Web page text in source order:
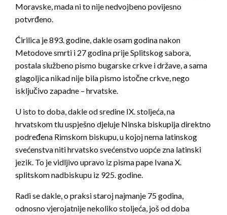
Moravske, mada ni to nije nedvojbeno povijesno
potvrđeno.
Ćirilica je 893. godine, dakle osam godina nakon
Metodove smrti i 27 godina prije Splitskog sabora,
postala službeno pismo bugarske crkve i države, a sama
glagoljica nikad nije bila pismo istočne crkve, nego
isključivo zapadne – hrvatske.
U isto to doba, dakle od sredine IX. stoljeća, na
hrvatskom tlu uspješno djeluje Ninska biskupija direktno
podređena Rimskom biskupu, u kojoj nema latinskog
svećenstva niti hrvatsko svećenstvo uopće zna latinski
jezik. To je vidljivo upravo iz pisma pape Ivana X.
splitskom nadbiskupu iz 925. godine.
Radi se dakle, o praksi staroj najmanje 75 godina,
odnosno vjerojatnije nekoliko stoljeća, još od doba